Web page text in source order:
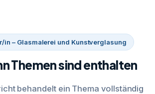
in – Glasmalerei und Kunstverglasung
Themen sind enthalten
behandelt ein Thema vollständig